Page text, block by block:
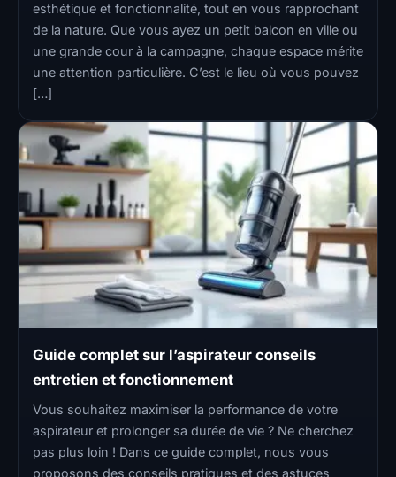
esthétique et fonctionnalité, tout en vous rapprochant
de la nature. Que vous ayez un petit balcon en ville ou
une grande cour à la campagne, chaque espace mérite
une attention particulière. C’est le lieu où vous pouvez
[…]
Guide complet sur l’aspirateur conseils
entretien et fonctionnement
Vous souhaitez maximiser la performance de votre
aspirateur et prolonger sa durée de vie ? Ne cherchez
pas plus loin ! Dans ce guide complet, nous vous
proposons des conseils pratiques et des astuces